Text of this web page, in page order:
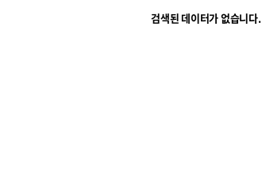
검색된 데이터가 없습니다.